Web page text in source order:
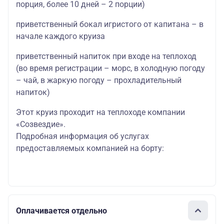
порция, более 10 дней – 2 порции)
приветственный бокал игристого от капитана – в
начале каждого круиза
приветственный напиток при входе на теплоход
(во время регистрации – морс, в холодную погоду
– чай, в жаркую погоду – прохладительный
напиток)
Этот круиз проходит на теплоходе компании
«Созвездие».
Подробная информация об услугах
предоставляемых компанией на борту:
Оплачивается отдельно